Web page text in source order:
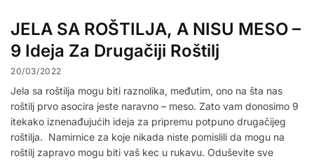
JELA SA ROŠTILJA, A NISU MESO –
9 Ideja Za Drugačiji Roštilj
20/03/2022
Jela sa roštilja mogu biti raznolika, međutim, ono na šta nas
roštilj prvo asocira jeste naravno – meso. Zato vam donosimo 9
itekako iznenađujućih ideja za pripremu potpuno drugačijeg
roštilja. Namirnice za koje nikada niste pomislili da mogu na
roštilj zapravo mogu biti vaš kec u rukavu. Oduševite sve